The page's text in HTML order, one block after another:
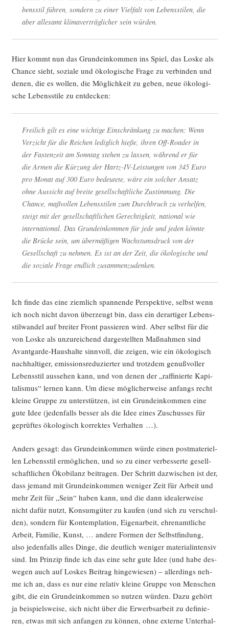
bens­stil füh­ren, son­dern zu einer Viel­falt von Lebens­sti­len, die
aber alle­samt kli­ma­ver­träg­li­cher sein würden.
Hier kommt nun das Grund­ein­kom­men ins Spiel, das Los­ke als
Chan­ce sieht, sozia­le und öko­lo­gi­sche Fra­ge zu ver­bin­den und
denen, die es wol­len, die Mög­lich­keit zu geben, neue öko­lo­gi­
sche Lebens­sti­le zu entdecken:
Frei­lich gilt es eine wich­ti­ge Ein­schrän­kung zu machen: Wenn
Ver­zicht für die Rei­chen ledig­lich hie­ße, ihren Off-Roa­der in
der Fas­ten­zeit am Sonn­tag ste­hen zu las­sen, wäh­rend er für
die Armen die Kür­zung der Hartz-IV-Leis­tun­gen von 345 Euro
pro Monat auf 300 Euro bedeu­te­te, wäre ein sol­cher Ansatz
ohne Aus­sicht auf brei­te gesell­schaft­li­che Zustim­mung. Die
Chan­ce, maß­vol­len Lebens­sti­len zum Durch­bruch zu ver­hel­fen,
steigt mit der gesell­schaft­li­chen Gerech­tig­keit, natio­nal wie
inter­na­tio­nal. Das Grund­ein­kom­men für jede und jeden könn­te
die Brü­cke sein, um über­mä­ßi­gen Wachs­tums­druck von der
Gesell­schaft zu neh­men. Es ist an der Zeit, die öko­lo­gi­sche und
die sozia­le Fra­ge end­lich zusammenzudenken.
Ich fin­de das eine ziem­lich span­nen­de Per­spek­ti­ve, selbst wenn
ich noch nicht davon über­zeugt bin, dass ein der­ar­ti­ger Lebens­
stil­wan­del auf brei­ter Front pas­sie­ren wird. Aber selbst für die
von Los­ke als unzu­rei­chend dar­ge­stell­ten Maß­nah­men sind
Avant­gar­de-Haus­hal­te sinn­voll, die zei­gen, wie ein öko­lo­gisch
nach­hal­ti­ger, emis­si­ons­re­du­zier­ter und trotz­dem genuß­vol­ler
Lebens­stil aus­se­hen kann, und von denen der „raf­fi­nier­te Kapi­
ta­lis­mus“ ler­nen kann. Um die­se mög­li­cher­wei­se anfangs recht
klei­ne Grup­pe zu unter­stüt­zen, ist ein Grund­ein­kom­men eine
gute Idee (jeden­falls bes­ser als die Idee eines Zuschus­ses für
geprüf­tes öko­lo­gisch kor­rek­tes Verhalten …).
Anders gesagt: das Grund­ein­kom­men wür­de einen post­ma­te­ri­el­
len Lebens­stil ermög­li­chen, und so zu einer ver­bes­ser­te gesell­
schaft­li­chen Öko­bi­lanz bei­tra­gen. Der Schritt dazwi­schen ist der,
dass jemand mit Grund­ein­kom­men weni­ger Zeit für Arbeit und
mehr Zeit für „Sein“ haben kann, und die dann idea­ler­wei­se
nicht dafür nutzt, Kon­sum­gü­ter zu kau­fen (und sich zu ver­schul­
den), son­dern für Kon­tem­pla­ti­on, Eigen­ar­beit, ehren­amt­li­che
Arbeit, Fami­lie, Kunst, … ande­re For­men der Selbst­fin­dung,
also jeden­falls alles Din­ge, die deut­lich weni­ger mate­ri­al­in­ten­siv
sind. Im Prin­zip fin­de ich das eine sehr gute Idee (und habe des­
we­gen auch auf Los­kes Bei­trag hin­ge­wie­sen) – aller­dings neh­
me ich an, dass es nur eine rela­tiv klei­ne Grup­pe von Men­schen
gibt, die ein Grund­ein­kom­men so nut­zen wür­den. Dazu gehört
ja bei­spiels­wei­se, sich nicht über die Erwerbs­ar­beit zu defi­nie­
ren, etwas mit sich anfan­gen zu kön­nen, ohne exter­ne Unter­hal­